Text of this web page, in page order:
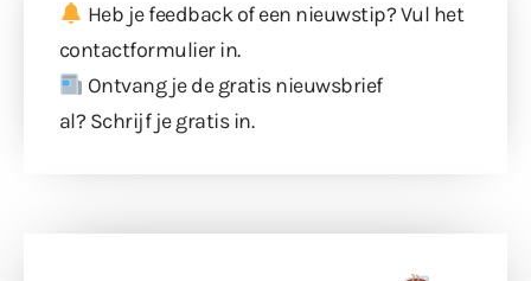
Heb je feedback of een nieuwstip? Vul het
contactformulierin.
Ontvang je de gratis nieuwsbrief
al? Schrijf je gratis in.